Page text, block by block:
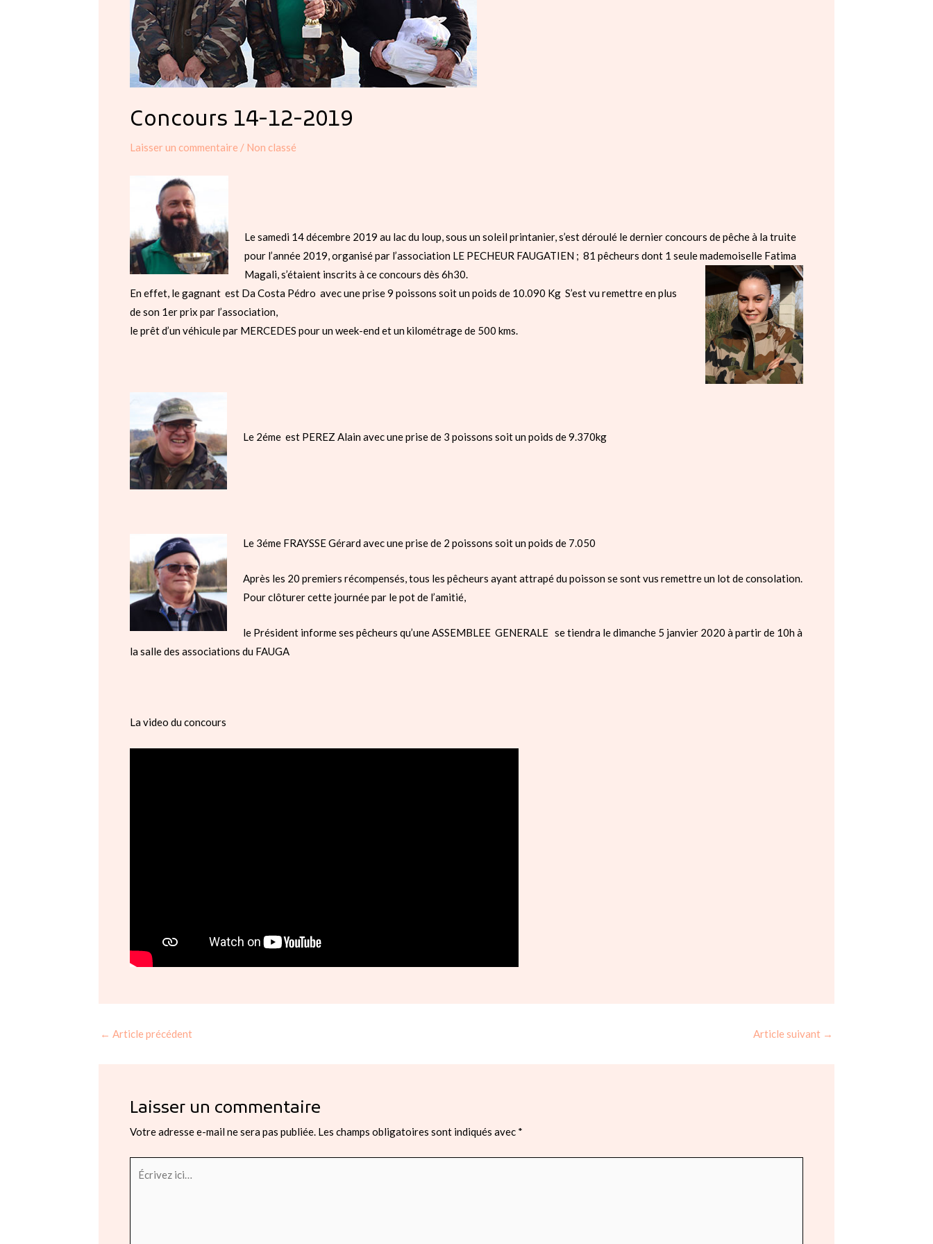
Concours 14-12-2019
Laisser un commentaire / Non classé
Le samedi 14 décembre 2019 au lac du loup, sous un soleil printanier, s’est déroulé le dernier concours de pêche à la truite
pour l’année 2019, organisé par l’association LE PECHEUR FAUGATIEN ; 81 pêcheurs dont 1 seule mademoiselle Fatima
Magali, s’étaient inscrits à ce concours dès 6h30.
En effet, le gagnant est Da Costa Pédro avec une prise 9 poissons soit un poids de 10.090 Kg S’est vu remettre en plus
de son 1er prix par l’association,
le prêt d’un véhicule par MERCEDES pour un week-end et un kilométrage de 500 kms.
Le 2éme est PEREZ Alain avec une prise de 3 poissons soit un poids de 9.370kg
Le 3éme FRAYSSE Gérard avec une prise de 2 poissons soit un poids de 7.050
Après les 20 premiers récompensés, tous les pêcheurs ayant attrapé du poisson se sont vus remettre un lot de consolation.
Pour clôturer cette journée par le pot de l’amitié,
le Président informe ses pêcheurs qu’une ASSEMBLEE GENERALE se tiendra le dimanche 5 janvier 2020 à partir de 10h à
la salle des associations du FAUGA
La video du concours
← Article précédent Article suivant →
Laisser un commentaire
Votre adresse e-mail ne sera pas publiée. Les champs obligatoires sont indiqués avec *